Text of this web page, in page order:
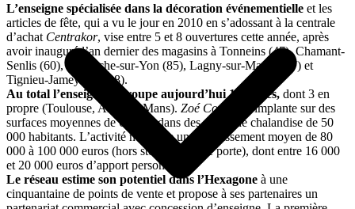
L’enseigne spécialisée dans la décoration événementielle et les
articles de fête, qui a vu le jour en 2010 en s’adossant à la centrale
d’achat Centrakor, vise entre 5 et 8 ouvertures cette année, après
avoir inauguré l’an dernier des magasins à Tonneins (47), Chamant-
Senlis (60), La Roche-sur-Yon (85), Lagny-sur-Marne (77) et
Tignieu-Jameyzieu (38).
Au total l’enseigne regroupe aujourd’hui 17 unités, dont 3 en
propre (Toulouse, Albi, Le Mans). Zoé Confetti
s’implante sur des
surfaces moyennes de 650 m² dans des zones de chalandise de 50
000 habitants. L’activité nécessite un investissement moyen de 80
000 à 100 000 euros (hors stock et pas de porte), dont entre 16 000
et 20 000 euros d’apport personnel.
Le réseau estime son potentiel dans l’Hexagone à une
cinquantaine de points de vente et propose à ses partenaires un